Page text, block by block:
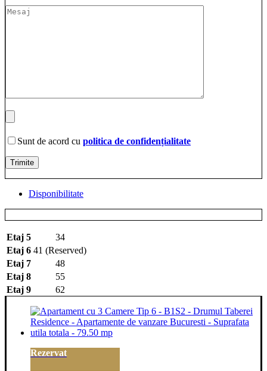
Sunt de acord cu politica de confidențialitate
Disponibilitate
Etaj 5
34
Etaj 6 41 (Reserved)
Etaj 7
48
Etaj 8
55
Etaj 9
62
Rezervat